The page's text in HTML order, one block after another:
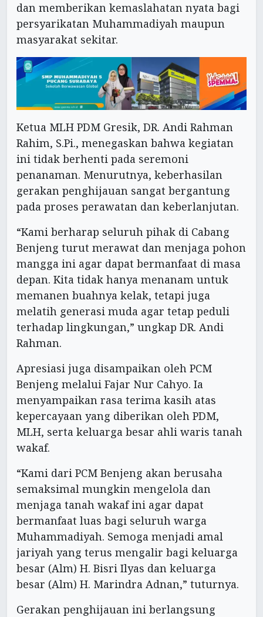
dan memberikan kemaslahatan nyata bagi
persyarikatan Muhammadiyah maupun
masyarakat sekitar.
Ketua MLH PDM Gresik, DR. Andi Rahman
Rahim, S.Pi., menegaskan bahwa kegiatan
ini tidak berhenti pada seremoni
penanaman. Menurutnya, keberhasilan
gerakan penghijauan sangat bergantung
pada proses perawatan dan keberlanjutan.
“Kami berharap seluruh pihak di Cabang
Benjeng turut merawat dan menjaga pohon
mangga ini agar dapat bermanfaat di masa
depan. Kita tidak hanya menanam untuk
memanen buahnya kelak, tetapi juga
melatih generasi muda agar tetap peduli
terhadap lingkungan,” ungkap DR. Andi
Rahman.
Apresiasi juga disampaikan oleh PCM
Benjeng melalui Fajar Nur Cahyo. Ia
menyampaikan rasa terima kasih atas
kepercayaan yang diberikan oleh PDM,
MLH, serta keluarga besar ahli waris tanah
wakaf.
“Kami dari PCM Benjeng akan berusaha
semaksimal mungkin mengelola dan
menjaga tanah wakaf ini agar dapat
bermanfaat luas bagi seluruh warga
Muhammadiyah. Semoga menjadi amal
jariyah yang terus mengalir bagi keluarga
besar (Alm) H. Bisri Ilyas dan keluarga
besar (Alm) H. Marindra Adnan,” tuturnya.
Gerakan penghijauan ini berlangsung